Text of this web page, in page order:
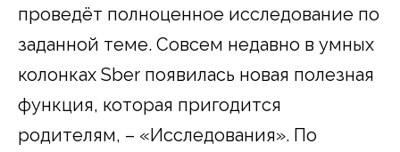
проведёт полноценное исследование по
заданной теме. Совсем недавно в умных
колонках Sber появилась новая полезная
функция, которая пригодится
родителям, – «Исследования». По